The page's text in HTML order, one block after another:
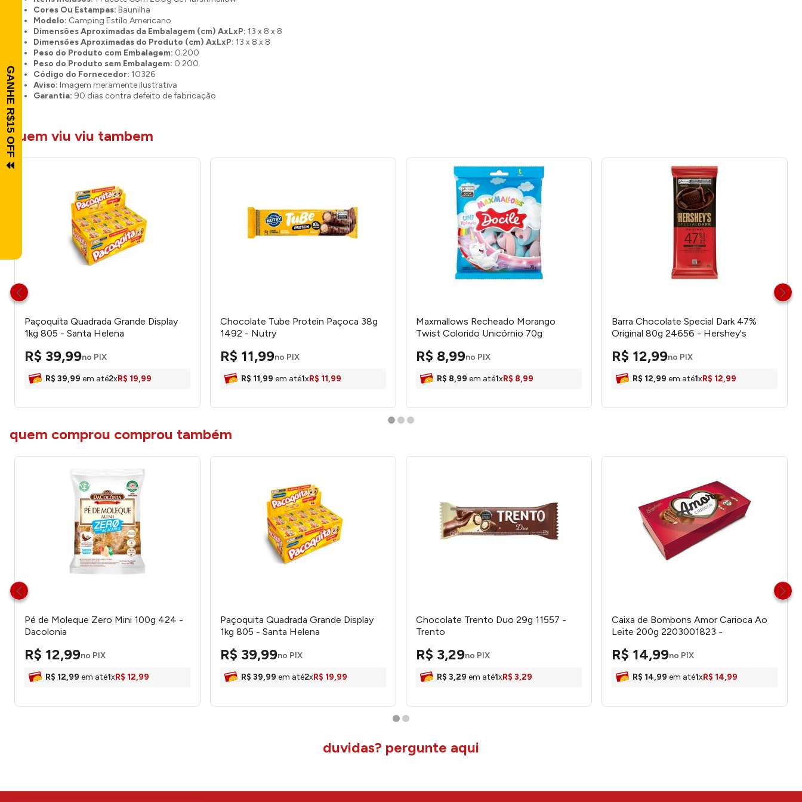
Cores Ou Estampas: Baunilha
Modelo: Camping Estilo Americano
Dimensões Aproximadas da Embalagem (cm) AxLxP: 13 x 8 x 8
Dimensões Aproximadas do Produto (cm) AxLxP: 13 x 8 x 8
Peso do Produto com Embalagem: 0.200
Peso do Produto sem Embalagem: 0.200
Código do Fornecedor: 10326
Aviso: Imagem meramente ilustrativa
Garantia: 90 dias contra defeito de fabricação
quem viu viu tambem
Paçoquita Quadrada Grande Display
1kg 805 - Santa Helena
R$ 39,99no PIX
R$ 39,99 em até2xR$ 19,99
Chocolate Tube Protein Paçoca 38g
1492 - Nutry
R$ 11,99no PIX
R$ 11,99 em até1xR$ 11,99
Maxmallows Recheado Morango
Twist Colorido Unicórnio 70g
R$ 8,99no PIX
R$ 8,99 em até1xR$ 8,99
Barra Chocolate Special Dark 47%
Original 80g 24656 - Hershey's
R$ 12,99no PIX
R$ 12,99 em até1xR$ 12,99
quem comprou comprou também
Pé de Moleque Zero Mini 100g 424 -
Dacolonia
R$ 12,99no PIX
R$ 12,99 em até1xR$ 12,99
Paçoquita Quadrada Grande Display
1kg 805 - Santa Helena
R$ 39,99no PIX
R$ 39,99 em até2xR$ 19,99
Chocolate Trento Duo 29g 11557 -
Trento
R$ 3,29no PIX
R$ 3,29 em até1xR$ 3,29
Caixa de Bombons Amor Carioca Ao
Leite 200g 2203001823 -
R$ 14,99no PIX
R$ 14,99 em até1xR$ 14,99
duvidas? pergunte aqui